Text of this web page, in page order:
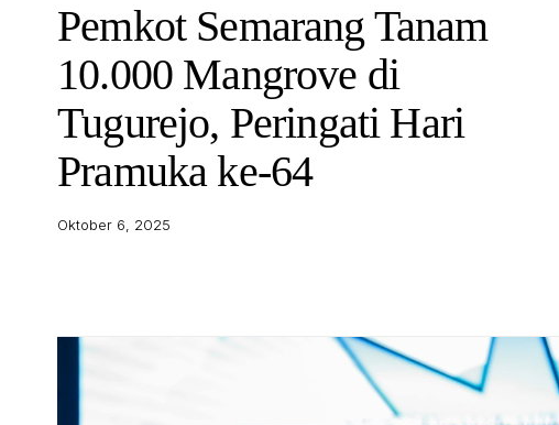
Pemkot Semarang Tanam
10.000 Mangrove di
Tugurejo, Peringati Hari
Pramuka ke-64
Oktober 6, 2025